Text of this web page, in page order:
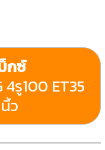
กซ์
รู100 ET35
ว